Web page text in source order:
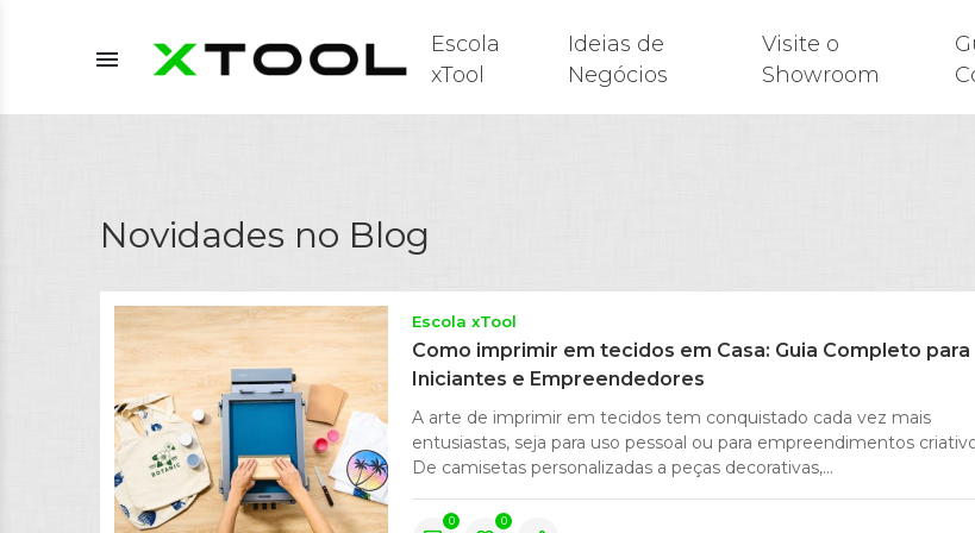
menu
Escola
xTool
Ideias de
Negócios
Visite o
Showroom
Novidades no Blog
Escola xTool
Como imprimir em tecidos em Casa: Guia Completo para
Iniciantes e Empreendedores
A arte de imprimir em tecidos tem conquistado cada vez mais
entusiastas, seja para uso pessoal ou para empreendimentos
De camisetas personalizadas a peças decorativas,...
0 0